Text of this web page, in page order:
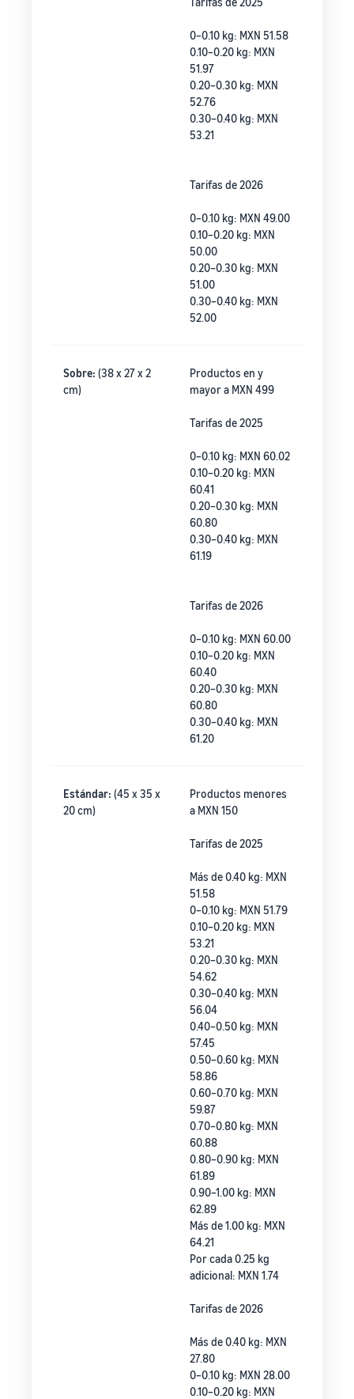
0–0.10 kg: MXN 51.58
0.10–0.20 kg: MXN
51.97
0.20–0.30 kg: MXN
52.76
0.30–0.40 kg: MXN
53.21
Tarifas de 2026
0–0.10 kg: MXN 49.00
0.10–0.20 kg: MXN
50.00
0.20–0.30 kg: MXN
51.00
0.30–0.40 kg: MXN
52.00
Sobre: (38 x 27 x 2
cm)
Productos en y
mayor a MXN 499
Tarifas de 2025
0–0.10 kg: MXN 60.02
0.10–0.20 kg: MXN
60.41
0.20–0.30 kg: MXN
60.80
0.30–0.40 kg: MXN
61.19
Tarifas de 2026
0–0.10 kg: MXN 60.00
0.10–0.20 kg: MXN
60.40
0.20–0.30 kg: MXN
60.80
0.30–0.40 kg: MXN
61.20
Estándar: (45 x 35 x
20 cm)
Productos menores
a MXN 150
Tarifas de 2025
Más de 0.40 kg: MXN
51.58
0–0.10 kg: MXN 51.79
0.10–0.20 kg: MXN
53.21
0.20–0.30 kg: MXN
54.62
0.30–0.40 kg: MXN
56.04
0.40–0.50 kg: MXN
57.45
0.50–0.60 kg: MXN
58.86
0.60–0.70 kg: MXN
59.87
0.70–0.80 kg: MXN
60.88
0.80–0.90 kg: MXN
61.89
0.90–1.00 kg: MXN
62.89
Más de 1.00 kg: MXN
64.21
Por cada 0.25 kg
adicional: MXN 1.74
Tarifas de 2026
Más de 0.40 kg: MXN
27.80
0–0.10 kg: MXN 28.00
0.10–0.20 kg: MXN